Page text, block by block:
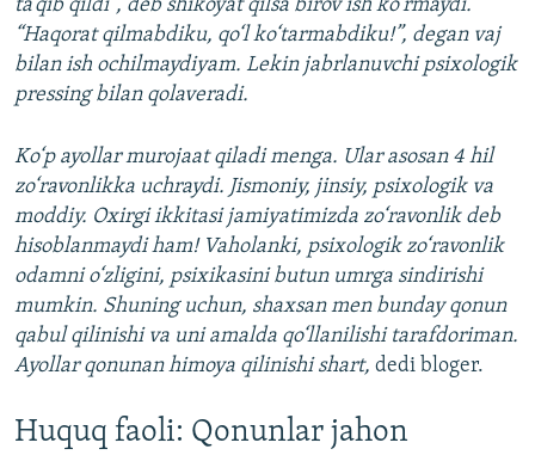
ta’qib qildi”, deb shikoyat qilsa birov ish ko‘rmaydi.
“Haqorat qilmabdiku, qo‘l ko‘tarmabdiku!”, degan vaj
bilan ish ochilmaydiyam. Lekin jabrlanuvchi psixologik
pressing bilan qolaveradi.
Ko‘p ayollar murojaat qiladi menga. Ular asosan 4 hil
zo‘ravonlikka uchraydi. Jismoniy, jinsiy, psixologik va
moddiy. Oxirgi ikkitasi jamiyatimizda zo‘ravonlik deb
hisoblanmaydi ham! Vaholanki, psixologik zo‘ravonlik
odamni o‘zligini, psixikasini butun umrga sindirishi
mumkin. Shuning uchun, shaxsan men bunday qonun
qabul qilinishi va uni amalda qo‘llanilishi tarafdoriman.
Ayollar qonunan himoya qilinishi shart, dedi bloger.
Huquq faoli: Qonunlar jahon